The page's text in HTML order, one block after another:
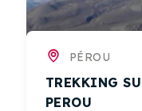
PÉROU
TREKKING
PEROU